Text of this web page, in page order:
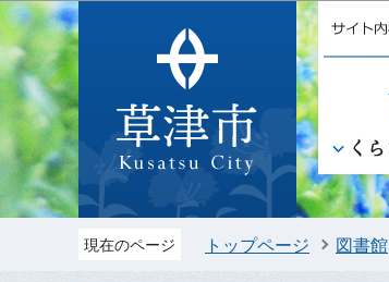
現在のページ トップページ 図書館